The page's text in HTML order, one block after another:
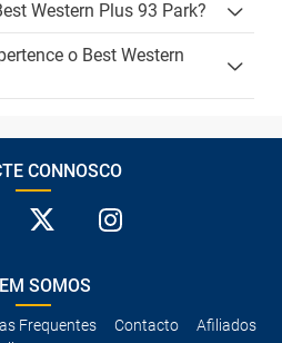
Western Plus 93 Park?
o Best Western
CONNOSCO
SOMOS
Frequentes Contacto
Afiliados